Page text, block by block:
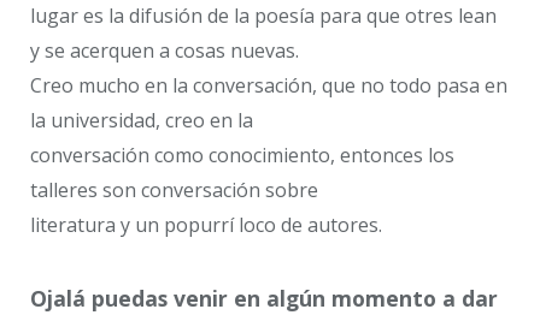
lugar es la difusión de la poesía para que otres lean
y se acerquen a cosas nuevas.
Creo mucho en la conversación, que no todo pasa en
la universidad, creo en la
conversación como conocimiento, entonces los
talleres son conversación sobre
literatura y un popurrí loco de autores.
Ojalá puedas venir en algún momento a dar